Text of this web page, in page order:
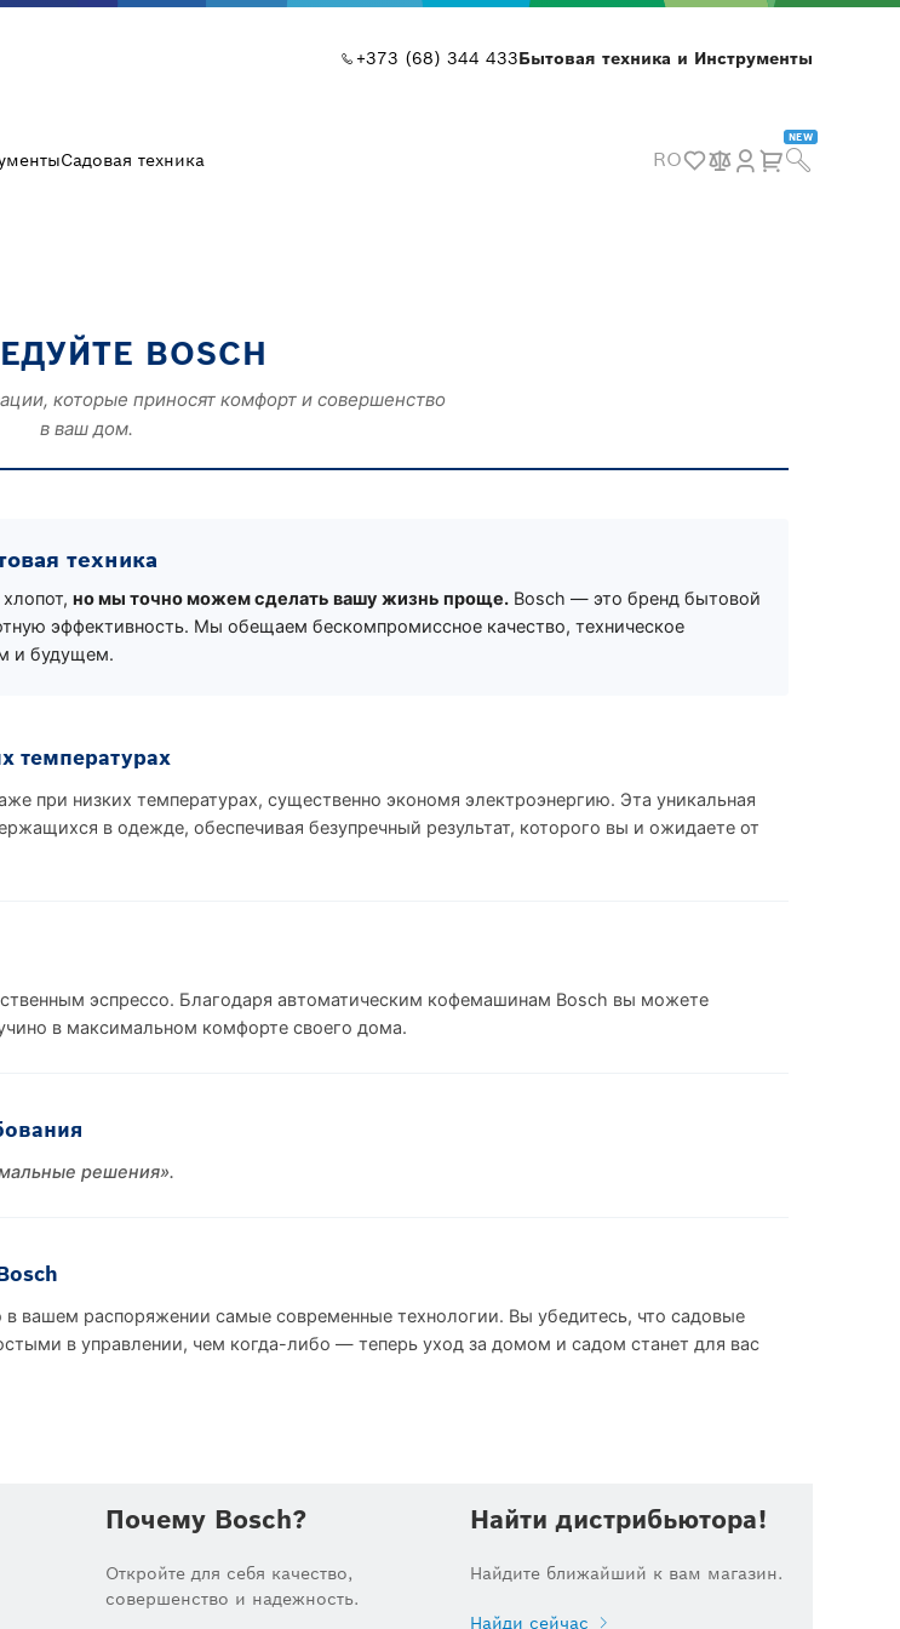
+373 (68) 344 433Бытовая техника и Инструменты
Садовая техника RO
NEW
BOSCH
которые приносят комфорт и совершенство
в ваш дом.
техника
но мы точно можем сделать вашу жизнь проще. Bosch — это бренд бытовой
эффективность. Мы обещаем бескомпромиссное качество, техническое
и будущем.
температурах
при низких температурах, существенно экономя электроэнергию. Эта уникальная
в одежде, обеспечивая безупречный результат, которого вы и ожидаете от
эспрессо. Благодаря автоматическим кофемашинам Bosch вы можете
в максимальном комфорте своего дома.
решения».
вашем распоряжении самые современные технологии. Вы убедитесь, что садовые
в управлении, чем когда-либо — теперь уход за домом и садом станет для вас
Почему Bosch?
Откройте для себя качество,
совершенство и надежность.
Найти дистрибьютора!
Найдите ближайший к вам магазин.
Найди сейчас